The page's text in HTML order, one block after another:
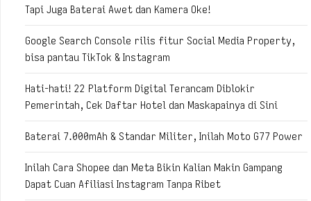
Tapi Juga Baterai Awet dan Kamera Oke!
Google Search Console rilis fitur Social Media Property,
bisa pantau TikTok & Instagram
Hati-hati! 22 Platform Digital Terancam Diblokir
Pemerintah, Cek Daftar Hotel dan Maskapainya di Sini
Baterai 7.000mAh & Standar Militer, Inilah Moto G77 Power
Inilah Cara Shopee dan Meta Bikin Kalian Makin Gampang
Dapat Cuan Afiliasi Instagram Tanpa Ribet